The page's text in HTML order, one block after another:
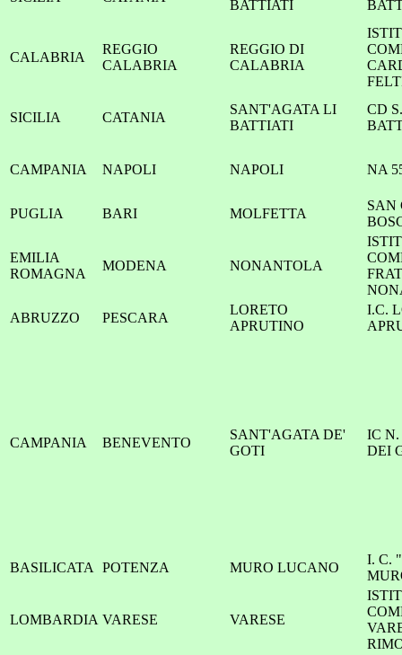
BATTIATI
CALABRIA
REGGIO
CALABRIA
REGGIO DI
CALABRIA
SICILIA CATANIA
SANT'AGATA LI
BATTIATI
CD
CAMPANIA NAPOLI NAPOLI NA
PUGLIA BARI MOLFETTA
SAN
EMILIA
ROMAGNA
MODENA NONANTOLA
ABRUZZO
PESCARA
LORETO
APRUTINO
I.C.
CAMPANIA BENEVENTO
SANT'AGATA DE'
GOTI
IC N.
DEI
BASILICATA POTENZA MURO LUCANO
I. C.
LOMBARDIA VARESE VARESE